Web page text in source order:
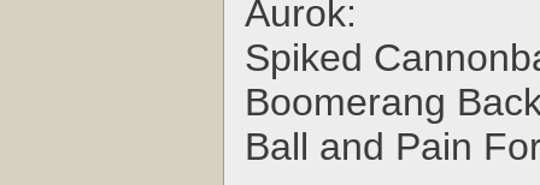
Aurok:
Spiked
Boomerang
Ball and Pain